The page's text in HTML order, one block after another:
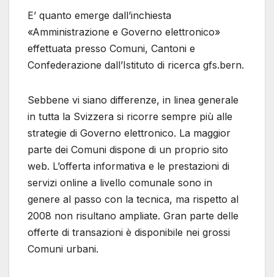
E’ quanto emerge dall’inchiesta
«Amministrazione e Governo elettronico»
effettuata presso Comuni, Cantoni e
Confederazione dall’Istituto di ricerca gfs.bern.
Sebbene vi siano differenze, in linea generale
in tutta la Svizzera si ricorre sempre più alle
strategie di Governo elettronico. La maggior
parte dei Comuni dispone di un proprio sito
web. L’offerta informativa e le prestazioni di
servizi online a livello comunale sono in
genere al passo con la tecnica, ma rispetto al
2008 non risultano ampliate. Gran parte delle
offerte di transazioni è disponibile nei grossi
Comuni urbani.